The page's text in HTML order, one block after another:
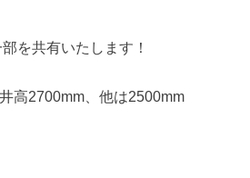
を共有いたします！
高2700mm、他は2500mm